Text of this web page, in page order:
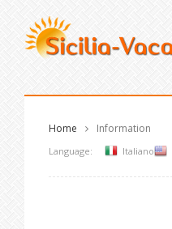
Home Information
Language: Italiano